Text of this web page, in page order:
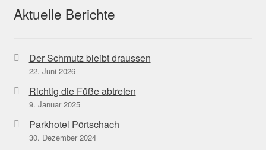
Aktuelle Berichte
Der Schmutz bleibt draussen
22. Juni 2026
Richtig die Füße abtreten
9. Januar 2025
Parkhotel Pörtschach
30. Dezember 2024